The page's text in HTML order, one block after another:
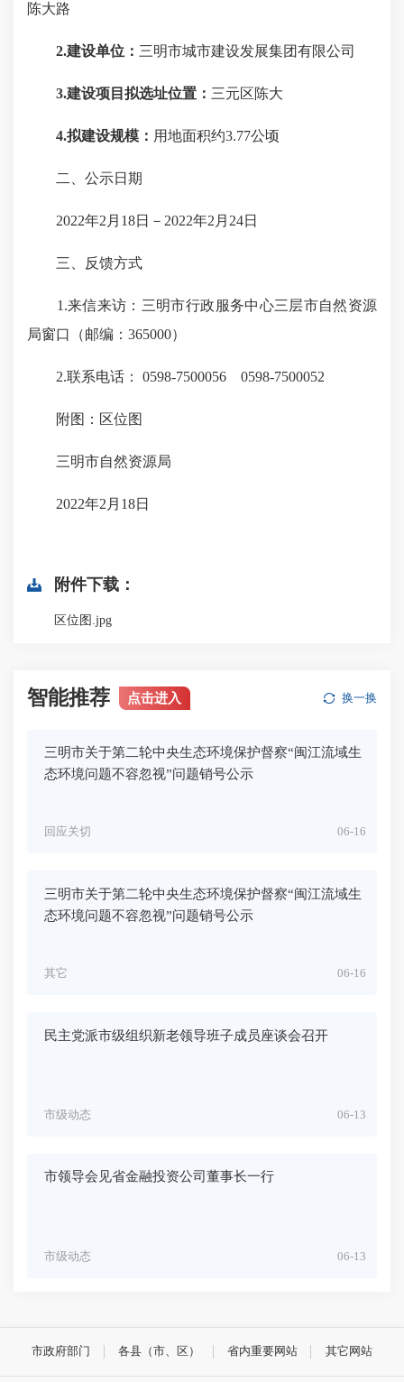
陈大路
2.建设单位： 三明市城市建设发展集团有限公司
3.建设项目拟选址位置： 三元区陈大
4.拟建设规模： 用地面积约3.77公顷
二、公示日期
2022年2月18日－2022年2月24日
三、反馈方式
1.来信来访：三明市行政服务中心三层市自然资源
局窗口（邮编：365000）
2.联系电话： 0598-7500056 0598-7500052
附图：区位图
三明市自然资源局
2022年2月18日
附件下载：
区位图.jpg
智能推荐 点击进入 换一换
三明市关于第二轮中央生态环境保护督察“闽江流域生
态环境问题不容忽视”问题销号公示
06-16
回应关切
三明市关于第二轮中央生态环境保护督察“闽江流域生
态环境问题不容忽视”问题销号公示
06-16
其它
民主党派市级组织新老领导班子成员座谈会召开
06-13
市级动态
市领导会见省金融投资公司董事长一行
06-13
市级动态
市政府部门 各县（市、区） 省内重要网站 其它网站